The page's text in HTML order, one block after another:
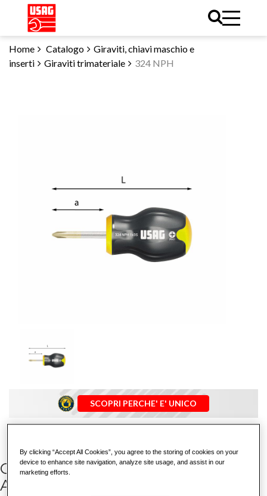
Home Catalogo
Giraviti, chiavi maschio e
inserti
Giraviti trimateriale 324 NPH
SCOPRI PERCHE' E' UNICO
GIRAVITI PER VITI CON IMPRONTA
A CROCE PHILLIPS®
By clicking “Accept All Cookies”, you agree to the storing of cookies on your
device to enhance site navigation, analyze site usage, and assist in our
marketing efforts.